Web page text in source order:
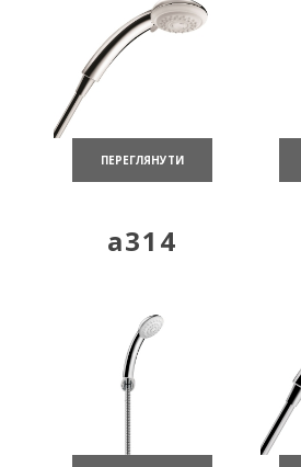
ПЕРЕГЛЯНУТИ
a314